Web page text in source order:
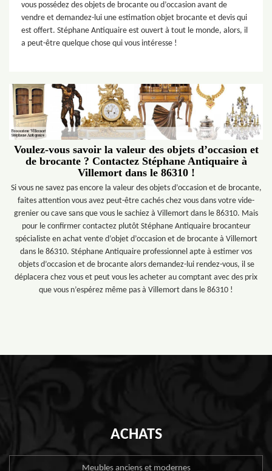
vous possédez des objets de brocante ou d’occasion avant de
vendre et demandez-lui une estimation objet brocante et devis qui
est offert. Stéphane Antiquaire est ouvert à tout le monde, alors, il
a peut-être quelque chose qui vous intéresse !
Voulez-vous savoir la valeur des objets d’occasion et
de brocante ? Contactez Stéphane Antiquaire à
Villemort dans le 86310 !
Si vous ne savez pas encore la valeur des objets d’occasion et de brocante,
faites attention vous avez peut-être cachés chez vous dans votre vide-
grenier ou cave sans que vous le sachiez à Villemort dans le 86310. Mais
pour le confirmer contactez plutôt Stéphane Antiquaire brocanteur
spécialiste en achat vente d’objet d’occasion et de brocante à Villemort
dans le 86310. Stéphane Antiquaire professionnel apte à estimer vos
objets d’occasion et de brocante alors demandez-lui rendez-vous, il se
déplacera chez vous et peut vous les acheter au comptant avec des prix
que vous n’espérez même pas à Villemort dans le 86310 !
ACHATS
Meubles anciens et modernes